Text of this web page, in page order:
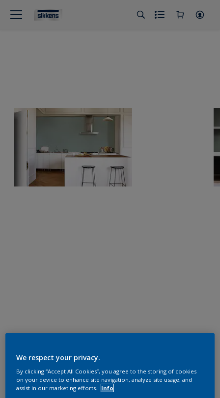
We respect your privacy.
By clicking “Accept All Cookies”, you agree to the storing of cookies
on your device to enhance site navigation, analyze site usage, and
assist in our marketing efforts.
Info